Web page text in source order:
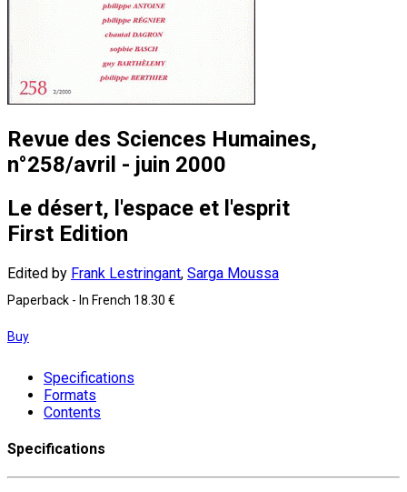
Revue des Sciences Humaines,
n°258/avril - juin 2000
Le désert, l'espace et l'esprit
First Edition
Edited by Frank Lestringant, Sarga Moussa
Paperback - In French 18.30 €
Buy
Specifications
Formats
Contents
Specifications